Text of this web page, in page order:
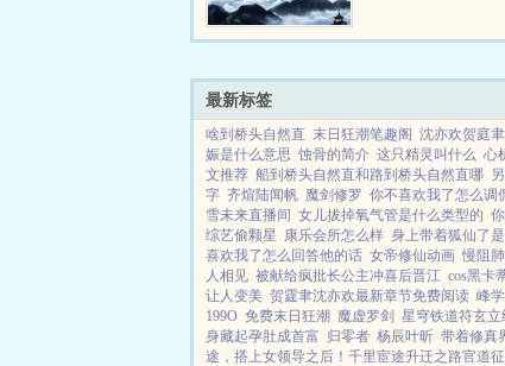
明升暗降，一路沉浮
最新标签
啥到桥头自然直 末日狂潮笔趣阁 沈亦欢贺庭聿
娠是什么意思 蚀骨的简介 这只精灵叫什么 心
文推荐 船到桥头自然直和路到桥头自然直哪
字 齐煊陆闻帆 魔剑修罗 你不喜欢我了怎么调
雪未来直播间 女儿拔掉氧气管是什么类型的
综艺偷颗星 康乐会所怎么样 身上带着狐仙了
喜欢我了怎么回答他的话 女帝修仙动画 慢阻
人相见 被献给疯批长公主冲喜后晋江 cos黑卡
让人变美 贺霆聿沈亦欢最新章节免费阅读 峰
199O 免费末日狂潮 魔虚罗剑 星穹铁道符玄立
身藏起孕肚成首富 归零者 杨辰叶昕 带着修真
途，搭上女领导之后！ 千里宦途升迁之路官道